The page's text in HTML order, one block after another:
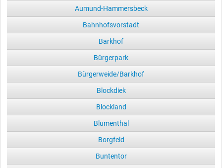
Aumund-Hammersbeck
Bahnhofsvorstadt
Barkhof
Bürgerpark
Bürgerweide/Barkhof
Blockdiek
Blockland
Blumenthal
Borgfeld
Buntentor